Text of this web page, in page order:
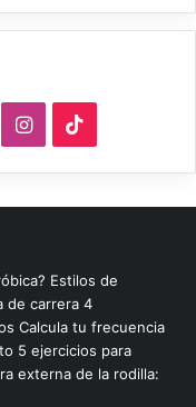
I
n
s
a
g
i
k
o
k
Estilos de
de carrera 4
Calcula tu frecuencia
5 ejercicios para
externa de la rodilla: